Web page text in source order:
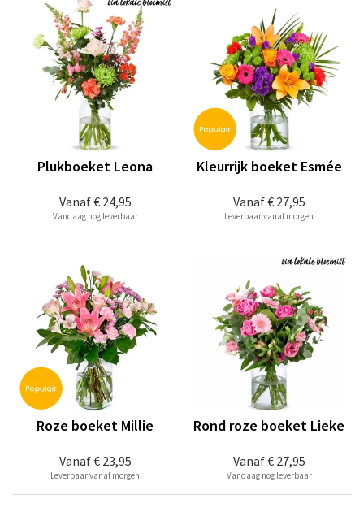
Vanaf€ 24,95
Plukboeket Leona
Vandaag nog leverbaar
Vanaf€ 27,95
Kleurrijk boeket Esmée
Leverbaar vanaf morgen
Vanaf€ 23,95
Roze boeket Millie
Leverbaar vanaf morgen
Vanaf€ 27,95
Rond roze boeket Lieke
Vandaag nog leverbaar